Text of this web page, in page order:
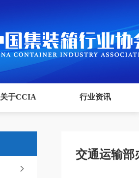
关于CCIA 行业资讯
交通运输部